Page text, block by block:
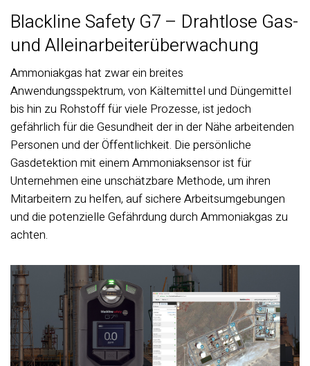
Blackline Safety G7 – Drahtlose Gas-
und Alleinarbeiterüberwachung
Ammoniakgas hat zwar ein breites
Anwendungsspektrum, von Kältemittel und Düngemittel
bis hin zu Rohstoff für viele Prozesse, ist jedoch
gefährlich für die Gesundheit der in der Nähe arbeitenden
Personen und der Öffentlichkeit. Die persönliche
Gasdetektion mit einem Ammoniaksensor ist für
Unternehmen eine unschätzbare Methode, um ihren
Mitarbeitern zu helfen, auf sichere Arbeitsumgebungen
und die potenzielle Gefährdung durch Ammoniakgas zu
achten.